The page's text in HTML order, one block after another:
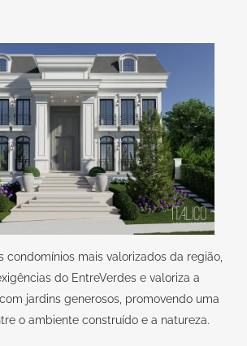
condomínios mais valorizados da região,
do EntreVerdes e valoriza a
jardins generosos, promovendo uma
o ambiente construído e a natureza.